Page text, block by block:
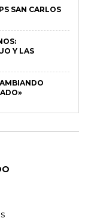
SAN CARLOS
Y LAS